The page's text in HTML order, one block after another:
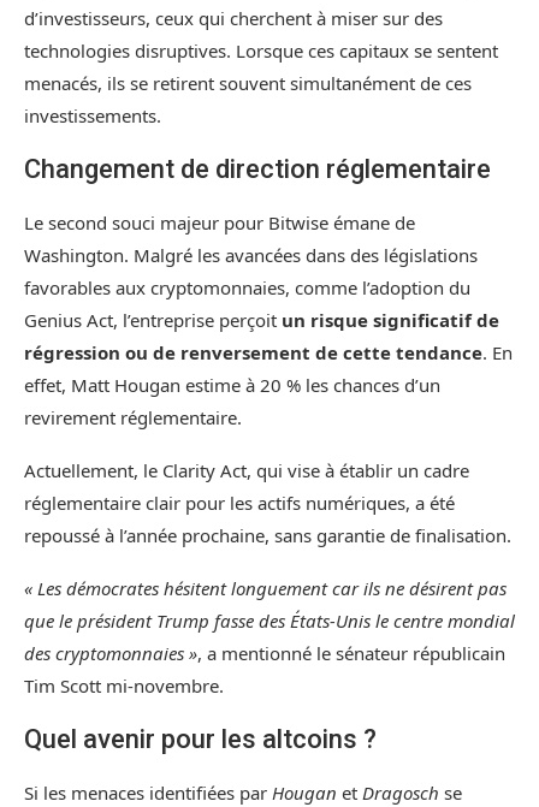
d’investisseurs, ceux qui cherchent à miser sur des
technologies disruptives. Lorsque ces capitaux se sentent
menacés, ils se retirent souvent simultanément de ces
investissements.
Changement de direction réglementaire
Le second souci majeur pour Bitwise émane de
Washington. Malgré les avancées dans des législations
favorables aux cryptomonnaies, comme l’adoption du
Genius Act, l’entreprise perçoit un risque significatif de
régression ou de renversement de cette tendance. En
effet, Matt Hougan estime à 20 % les chances d’un
revirement réglementaire.
Actuellement, le Clarity Act, qui vise à établir un cadre
réglementaire clair pour les actifs numériques, a été
repoussé à l’année prochaine, sans garantie de finalisation.
« Les démocrates hésitent longuement car ils ne désirent pas
que le président Trump fasse des États-Unis le centre mondial
des cryptomonnaies », a mentionné le sénateur républicain
Tim Scott mi-novembre.
Quel avenir pour les altcoins ?
Si les menaces identifiées par Hougan et Dragosch se